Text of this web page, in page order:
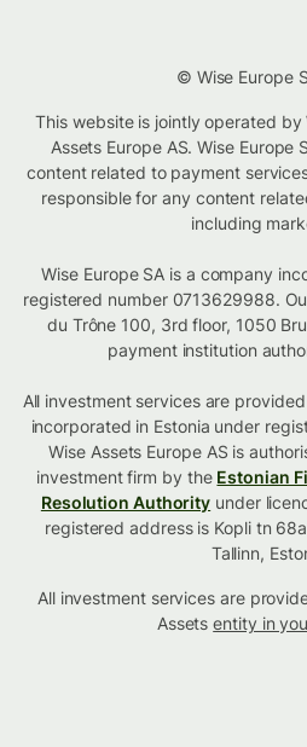
© Wise Europe
This website is jointly operated by
Assets Europe AS. Wise Europe
content related to payment
responsible for any content
including
Wise Europe SA is a company
registered number 0713629988.
du Trône 100, 3rd floor, 1050
payment institution
All investment services are
incorporated in Estonia under
Wise Assets Europe AS is
investment firm by the Estonian
Resolution Authority under
registered address is Kopli tn
Tallinn,
All investment services are
Assetsentity in